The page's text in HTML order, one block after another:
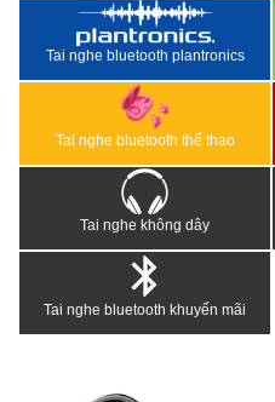
Tai nghe bluetooth plantronics
Tai nghe bluetooth thể thao
Tai nghe không dây
Tai nghe bluetooth khuyến mãi